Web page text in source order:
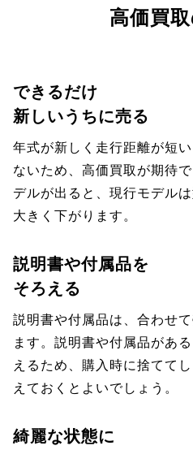
高価買
できるだけ
新しいうちに売る
年式が新しく走行距離が短
ないため、高価買取が期待
デルが出ると、現行モデル
大きく下がります。
説明書や付属品を
そろえる
説明書や付属品は、合わせ
ます。説明書や付属品があ
えるため、購入時に捨てて
えておくとよいでしょう。
綺麗な状態に